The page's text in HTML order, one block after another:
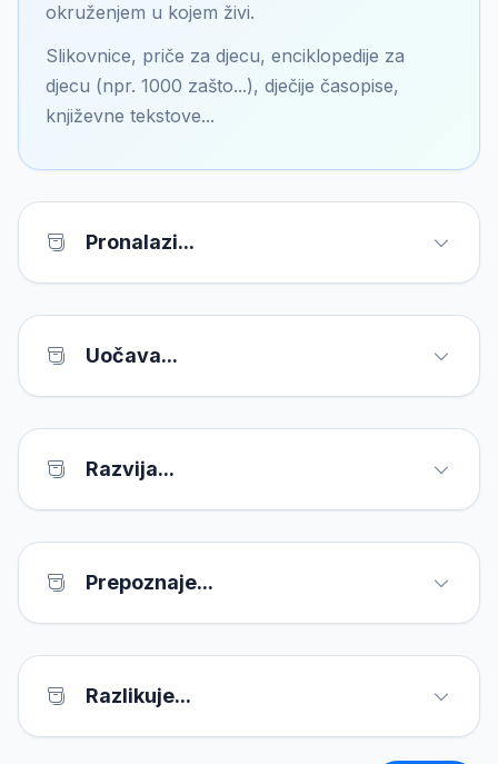
okruženjem u kojem živi.
Slikovnice, priče za djecu, enciklopedije za
djecu (npr. 1000 zašto...), dječije časopise,
književne tekstove...
Pronalazi...
Uočava...
Razvija...
Prepoznaje...
Razlikuje...